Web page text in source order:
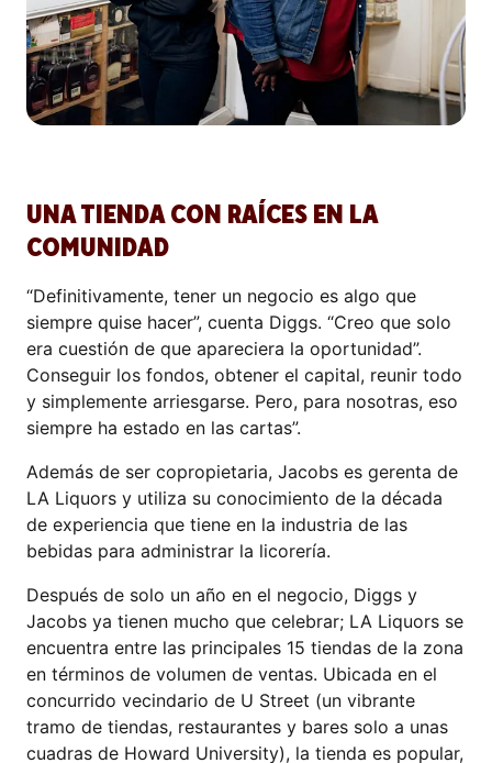
UNA TIENDA CON RAÍCES EN LA
COMUNIDAD
“Definitivamente, tener un negocio es algo que
siempre quise hacer”, cuenta Diggs. “Creo que solo
era cuestión de que apareciera la oportunidad”.
Conseguir los fondos, obtener el capital, reunir todo
y simplemente arriesgarse. Pero, para nosotras, eso
siempre ha estado en las cartas”.
Además de ser copropietaria, Jacobs es gerenta de
LA Liquors y utiliza su conocimiento de la década
de experiencia que tiene en la industria de las
bebidas para administrar la licorería.
Después de solo un año en el negocio, Diggs y
Jacobs ya tienen mucho que celebrar; LA Liquors se
encuentra entre las principales 15 tiendas de la zona
en términos de volumen de ventas. Ubicada en el
concurrido vecindario de U Street (un vibrante
tramo de tiendas, restaurantes y bares solo a unas
cuadras de Howard University), la tienda es popular,